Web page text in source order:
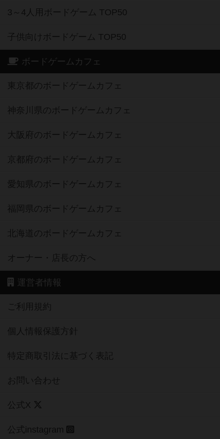
3～4人用ボードゲーム TOP50
子供向けボードゲーム TOP50
ボードゲームカフェ
東京都のボードゲームカフェ
神奈川県のボードゲームカフェ
大阪府のボードゲームカフェ
京都府のボードゲームカフェ
愛知県のボードゲームカフェ
福岡県のボードゲームカフェ
北海道のボードゲームカフェ
オーナー・店長の方へ
運営者情報
ご利用規約
個人情報保護方針
特定商取引法に基づく表記
お問い合わせ
公式X
公式instagram